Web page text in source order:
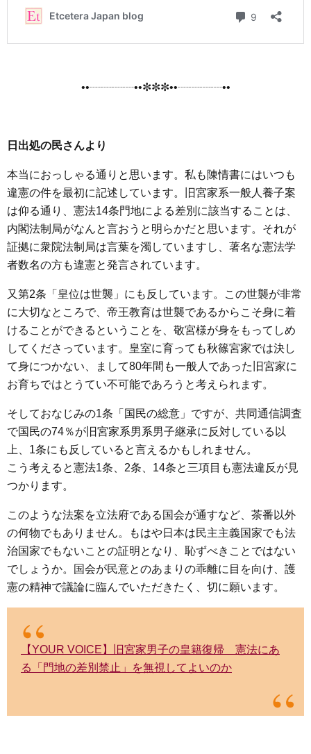
••┈┈┈┈••✼✼✼••┈┈┈┈••
日出処の民さんより
本当におっしゃる通りと思います。私も陳情書にはいつも
違憲の件を最初に記述しています。旧宮家系一般人養子案
は仰る通り、憲法14条門地による差別に該当することは、
内閣法制局がなんと言おうと明らかだと思います。それが
証拠に衆院法制局は言葉を濁していますし、著名な憲法学
者数名の方も違憲と発言されています。
又第2条「皇位は世襲」にも反しています。この世襲が非常
に大切なところで、帝王教育は世襲であるからこそ身に着
けることができるということを、敬宮様が身をもってしめ
してくださっています。皇室に育っても秋篠宮家では決し
て身につかない、まして80年間も一般人であった旧宮家に
お育ちではとうてい不可能であろうと考えられます。
そしておなじみの1条「国民の総意」ですが、共同通信調査
で国民の74％が旧宮家系男系男子継承に反対している以
上、1条にも反していると言えるかもしれません。
こう考えると憲法1条、2条、14条と三項目も憲法違反が見
つかります。
このような法案を立法府である国会が通すなど、茶番以外
の何物でもありません。もはや日本は民主主義国家でも法
治国家でもないことの証明となり、恥ずべきことではない
でしょうか。国会が民意とのあまりの乖離に目を向け、護
憲の精神で議論に臨んでいただきたく、切に願います。
【YOUR VOICE】旧宮家男子の皇籍復帰 憲法にあ
る「門地の差別禁止」を無視してよいのか